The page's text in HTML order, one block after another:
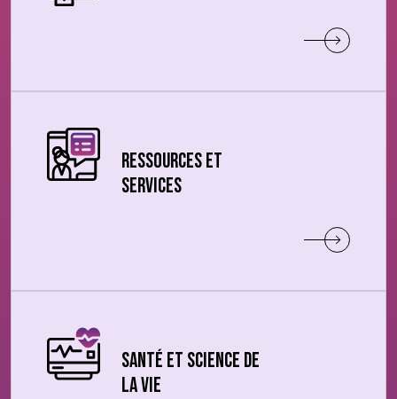
Ressources et
Services
Santé et science de
la vie